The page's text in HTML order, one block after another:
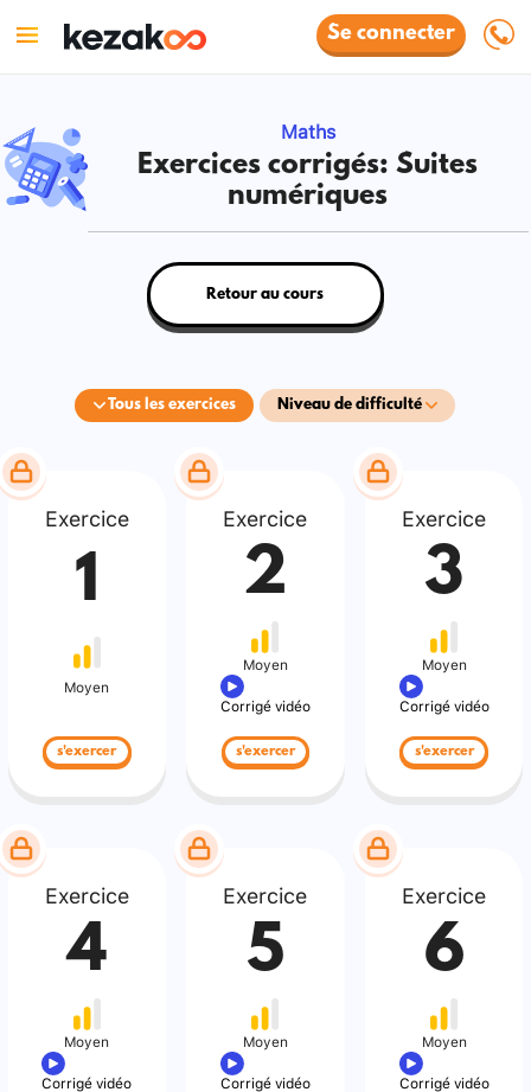
Se connecter
Maths
Exercices corrigés: Suites
numériques
Tous les exercices Niveau de difficulté
Retour au cours
Exercice
1
Moyen
s'exercer
Exercice
2
Moyen
Corrigé vidéo
s'exercer
Exercice
3
Moyen
Corrigé vidéo
s'exercer
Exercice
4
Moyen
Corrigé vidéo
Exercice
5
Moyen
Corrigé vidéo
Exercice
6
Moyen
Corrigé vidéo